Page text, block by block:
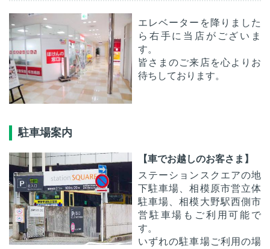
エレベーターを降りました
ら右手に当店がございま
す。
皆さまのご来店を心よりお
待ちしております。
駐車場案内
【車でお越しのお客さま】
ステーションスクエアの地
下駐車場、相模原市営立体
駐車場、相模大野駅西側市
営駐車場もご利用可能で
す。
いずれの駐車場ご利用の場